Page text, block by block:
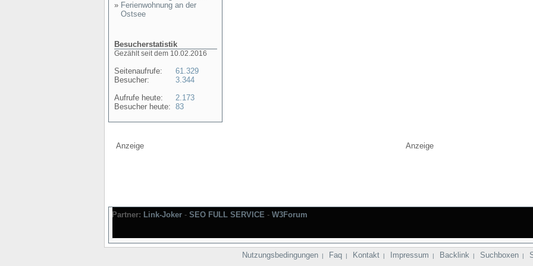
» Ferienwohnung an der
Ostsee
Besucherstatistik
Gezählt seit dem 10.02.2016
Seitenaufrufe:
Besucher:
Aufrufe heute:
Besucher heute:
61.329
3.344
2.173
83
Anzeige Anzeige
Partner: Link-Joker - SEO FULL SERVICE - W3Forum
Nutzungsbedingungen | Faq | Kontakt | Impressum | Backlink | Suchboxen |